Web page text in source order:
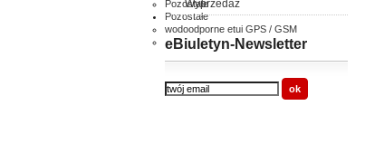
Pozostałe
Pozostałe
wodoodporne etui GPS / GSM
inne
Wyprzedaż
eBiuletyn-Newsletter